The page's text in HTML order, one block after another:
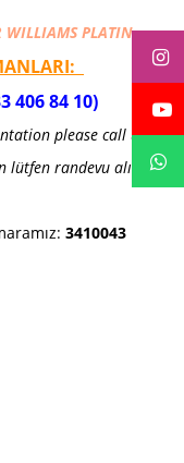
WILLIAMS PLATIN
:
406 84 10)
please call us!
randevu alınız
3410043